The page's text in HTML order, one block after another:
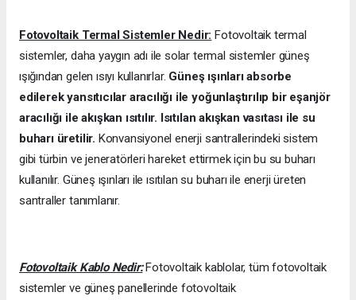
Fotovoltaik Termal Sistemler Nedir: Fotovoltaik termal
sistemler, daha yaygın adı ile solar termal sistemler güneş
ışığından gelen ısıyı kullanırlar. Güneş ışınları absorbe
edilerek yansıtıcılar aracılığı ile yoğunlaştırılıp bir eşanjör
aracılığı ile akışkan ısıtılır. Isıtılan akışkan vasıtası ile su
buharı üretilir. Konvansiyonel enerji santrallerindeki sistem
gibi türbin ve jeneratörleri hareket ettirmek için bu su buharı
kullanılır. Güneş ışınları ile ısıtılan su buharı ile enerji üreten
santraller tanımlanır.
Fotovoltaik Kablo Nedir:Fotovoltaik kablolar, tüm fotovoltaik
sistemler ve güneş panellerinde fotovoltaik